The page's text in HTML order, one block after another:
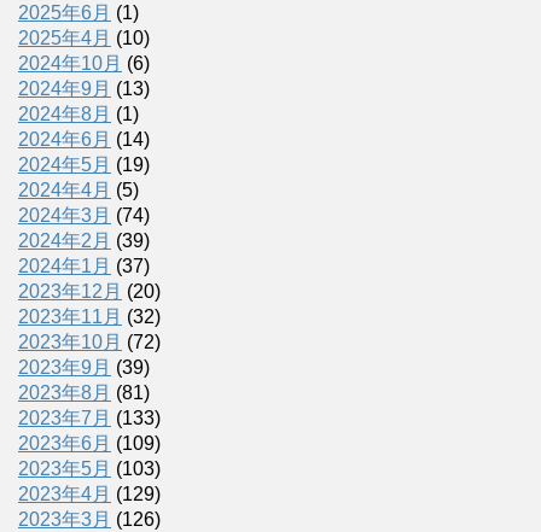
2025年6月 (1)
2025年4月 (10)
2024年10月 (6)
2024年9月 (13)
2024年8月 (1)
2024年6月 (14)
2024年5月 (19)
2024年4月 (5)
2024年3月 (74)
2024年2月 (39)
2024年1月 (37)
2023年12月 (20)
2023年11月 (32)
2023年10月 (72)
2023年9月 (39)
2023年8月 (81)
2023年7月 (133)
2023年6月 (109)
2023年5月 (103)
2023年4月 (129)
2023年3月 (126)